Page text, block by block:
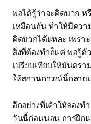
พอได้รู้ว่าจะคิดบวก ห
เหมือนกัน ทำให้มีควา
คิดบวกได้แหละ เพรา
สิ่งที่ต้องทำก็แค่ พอรู้ตั
เปรียบเทียบให้มันดรา
ให้สถานการณ์นี้กลาย
อีกอย่างที่เค้าให้ลองท
วันนี้ก่อนนอน การฝึก